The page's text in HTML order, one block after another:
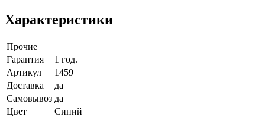
Характеристики
Прочие
Гарантия
1 год.
Артикул
1459
Доставка
да
Самовывоз да
Цвет
Синий